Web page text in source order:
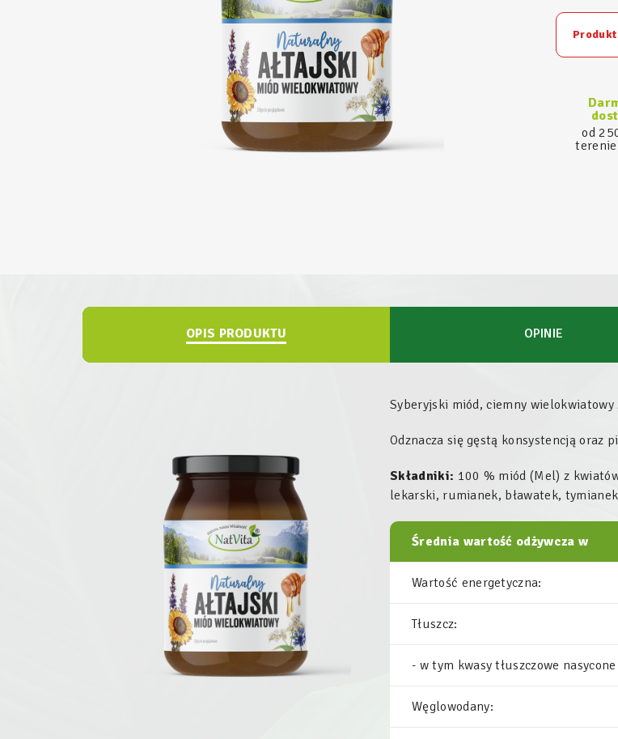
od
OPIS PRODUKTU OPINIE
Syberyjski miód, ciemny
Odznacza się gęstą konsystencją oraz
Składniki: 100 % miód (Mel) z
lekarski, rumianek, bławatek,
Średnia wartość odżywcza w
Wartość energetyczna:
Tłuszcz:
- w tym kwasy tłuszczowe nasycone
Węglowodany: